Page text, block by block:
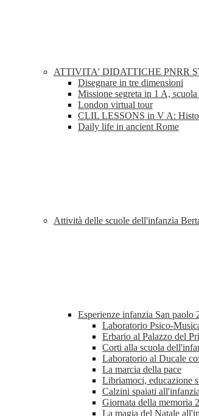
ATTIVITA' DIDATTICHE PNRR
Disegnare in tre dimensioni
Missione segreta in 1 A,
London virtual tour
CLIL LESSONS in V A:
Daily life in ancient Rome
Attività delle scuole dell'infanzia
Esperienze infanzia San paolo
Laboratorio Psico-
Erbario al Palazzo del
Corti alla scuola
Laboratorio al Ducale
La marcia della pace
Libriamoci, educazione
Calzini spaiati
Giornata della memoria
La magia del Natale